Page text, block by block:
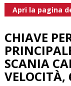
Apri la pagina
CHIAVE
SCANIA